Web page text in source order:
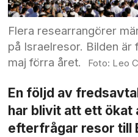
Flera researrangörer
på Israelresor. Bilden är
maj förra året.
Leo
En följd av
har blivit att ett ökat
efterfrågar resor till